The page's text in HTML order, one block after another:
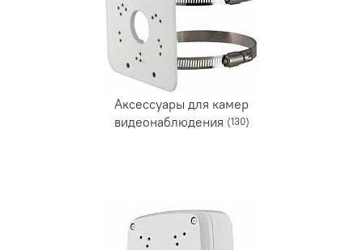
Аксессуары для камер
видеонаблюдения (130)